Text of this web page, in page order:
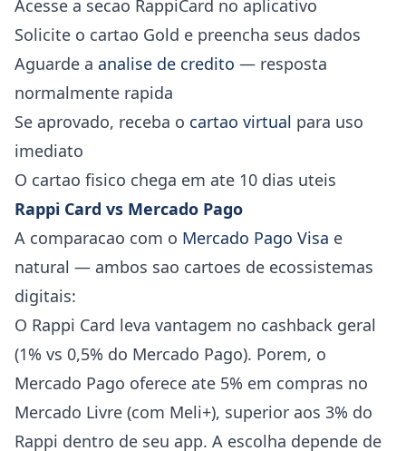
Acesse a secao RappiCard no aplicativo
Solicite o cartao Gold e preencha seus dados
Aguarde a analise de credito — resposta
normalmente rapida
Se aprovado, receba o cartao virtual para uso
imediato
O cartao fisico chega em ate 10 dias uteis
Rappi Card vs Mercado Pago
A comparacao com o Mercado Pago Visa e
natural — ambos sao cartoes de ecossistemas
digitais:
O Rappi Card leva vantagem no cashback geral
(1% vs 0,5% do Mercado Pago). Porem, o
Mercado Pago oferece ate 5% em compras no
Mercado Livre (com Meli+), superior aos 3% do
Rappi dentro de seu app. A escolha depende de